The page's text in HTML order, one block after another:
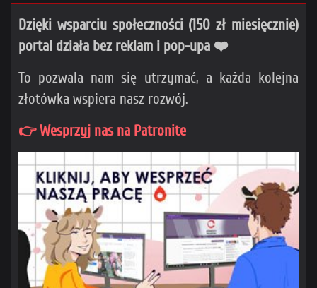
Dzięki wsparciu społeczności (150 zł miesięcznie)
portal działa bez reklam i pop-upa ❤️
To pozwala nam się utrzymać, a każda kolejna
złotówka wspiera nasz rozwój.
👉 Wesprzyj nas na Patronite